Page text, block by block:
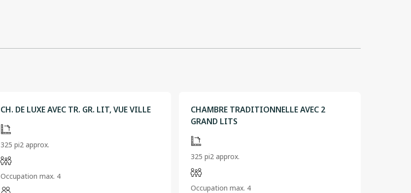
CH. DE LUXE AVEC TR. GR. LIT, VUE VILLE
325 pi2 approx.
Occupation max. 4
CHAMBRE TRADITIONNELLE AVEC 2
GRAND LITS
325 pi2 approx.
Occupation max. 4